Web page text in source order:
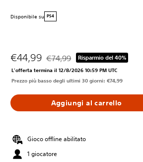
Disponibile su PS4
€44,99 Scontato dal prezzo originale
€74,99 Risparmio del 40%
L'offerta termina il 12/8/2026 10:59 PM UTC
Prezzo più basso degli ultimi 30 giorni: €74,99
Aggiungi al carrello
Gioco offline abilitato
1 giocatore